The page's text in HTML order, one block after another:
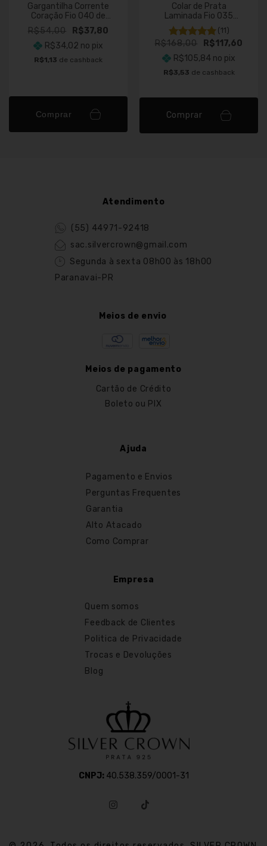
Gargantilha Corrente
Coração Fio 040 de
Prata 45cm
R$54,00
R$37,80
R$34,02 no pix
R$1,13 de cashback
Comprar
Colar de Prata
Laminada Fio 035
2,8mm (11)
R$168,00
R$117,60
R$105,84 no pix
R$3,53 de cashback
Comprar
Atendimento
(55) 44971-92418
sac.silvercrown@gmail.com
Segunda à sexta 08h00 às 18h00
Paranavai-PR
Meios de envio
Meios de pagamento
Cartão de Crédito
Boleto ou PIX
Ajuda
Pagamento e Envios
Perguntas Frequentes
Garantia
Alto Atacado
Como Comprar
Empresa
Quem somos
Feedback de Clientes
Politica de Privacidade
Trocas e Devoluções
Blog
CNPJ: 40.538.359/0001-31